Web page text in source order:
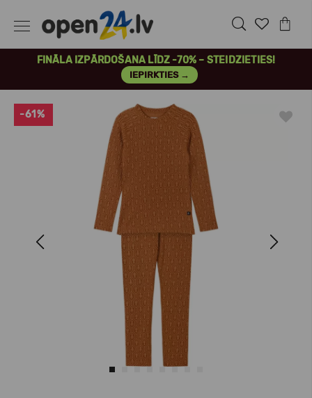
FINĀLA IZPĀRDOŠANA LĪDZ -70% – STEIDZIETIES!
IEPIRKTIES →
Next
-61%